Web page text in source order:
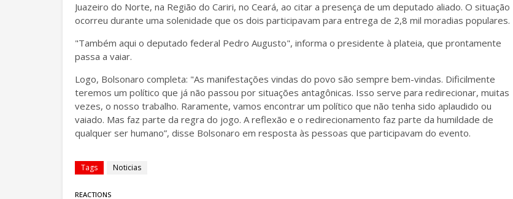
Juazeiro do Norte, na Região do Cariri, no Ceará, ao citar a presença de um deputado aliado. O situação
ocorreu durante uma solenidade que os dois participavam para entrega de 2,8 mil moradias populares.
"Também aqui o deputado federal Pedro Augusto", informa o presidente à plateia, que prontamente
passa a vaiar.
Logo, Bolsonaro completa: "As manifestações vindas do povo são sempre bem-vindas. Dificilmente
teremos um político que já não passou por situações antagônicas. Isso serve para redirecionar, muitas
vezes, o nosso trabalho. Raramente, vamos encontrar um político que não tenha sido aplaudido ou
vaiado. Mas faz parte da regra do jogo. A reflexão e o redirecionamento faz parte da humildade de
qualquer ser humano”, disse Bolsonaro em resposta às pessoas que participavam do evento.
Tags Noticias
REACTIONS